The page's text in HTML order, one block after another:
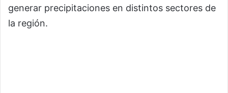
generar precipitaciones en distintos sectores de
la región.